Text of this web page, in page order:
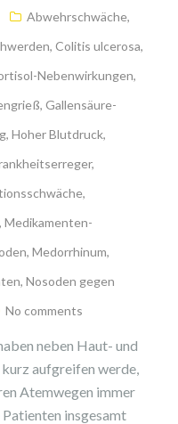
Abwehrschwäche,
, Colitis ulcerosa,
Nebenwirkungen,
, Gallensäure-
, Hoher Blutdruck,
,
,
, Medikamenten-
, Medorrhinum,
, Nosoden gegen
No comments
neben Haut- und
aufgreifen werde,
Atemwegen immer
Patienten insgesamt